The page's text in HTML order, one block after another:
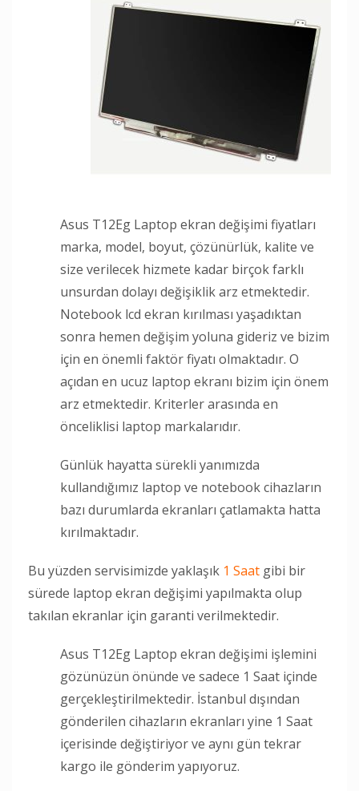
Asus T12Eg Laptop ekran değişimi fiyatları
marka, model, boyut, çözünürlük, kalite ve
size verilecek hizmete kadar birçok farklı
unsurdan dolayı değişiklik arz etmektedir.
Notebook lcd ekran kırılması yaşadıktan
sonra hemen değişim yoluna gideriz ve bizim
için en önemli faktör fiyatı olmaktadır. O
açıdan en ucuz laptop ekranı bizim için önem
arz etmektedir. Kriterler arasında en
önceliklisi laptop markalarıdır.
Günlük hayatta sürekli yanımızda
kullandığımız laptop ve notebook cihazların
bazı durumlarda ekranları çatlamakta hatta
kırılmaktadır.
Bu yüzden servisimizde yaklaşık 1 Saat gibi bir
sürede laptop ekran değişimi yapılmakta olup
takılan ekranlar için garanti verilmektedir.
Asus T12Eg Laptop ekran değişimi işlemini
gözünüzün önünde ve sadece 1 Saat içinde
gerçekleştirilmektedir. İstanbul dışından
gönderilen cihazların ekranları yine 1 Saat
içerisinde değiştiriyor ve aynı gün tekrar
kargo ile gönderim yapıyoruz.